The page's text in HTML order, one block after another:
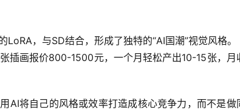
，与SD结合，形成了独特的“AI国潮”视觉风格。
插画报价800-1500元，一个月轻松产出10-15张，月
AI将自己的风格或效率打造成核心竞争力 ，而不是做